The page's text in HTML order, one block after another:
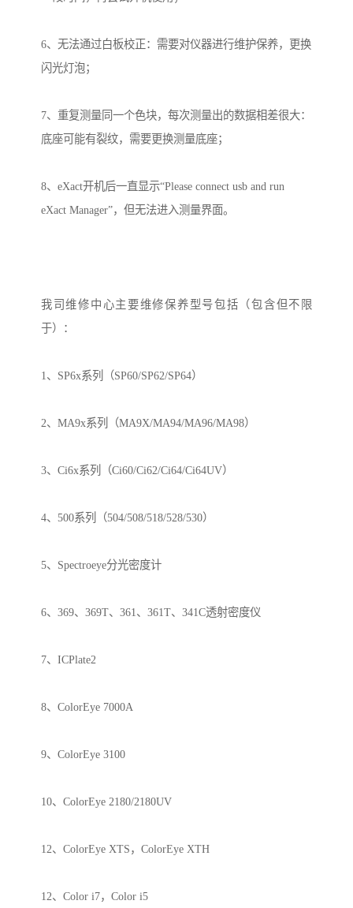
6、无法通过白板校正：需要对仪器进行维护保养，更换
闪光灯泡；
7、重复测量同一个色块，每次测量出的数据相差很大：
底座可能有裂纹，需要更换测量底座；
8、eXact开机后一直显示“Please connect usb and run
eXact Manager”，但无法进入测量界面。
我司维修中心主要维修保养型号包括（包含但不限
于）：
1、SP6x系列（SP60/SP62/SP64）
2、MA9x系列（MA9X/MA94/MA96/MA98）
3、Ci6x系列（Ci60/Ci62/Ci64/Ci64UV）
4、500系列（504/508/518/528/530）
5、Spectroeye分光密度计
6、369、369T、361、361T、341C透射密度仪
7、ICPlate2
8、ColorEye 7000A
9、ColorEye 3100
10、ColorEye 2180/2180UV
12、ColorEye XTS，ColorEye XTH
12、Color i7，Color i5